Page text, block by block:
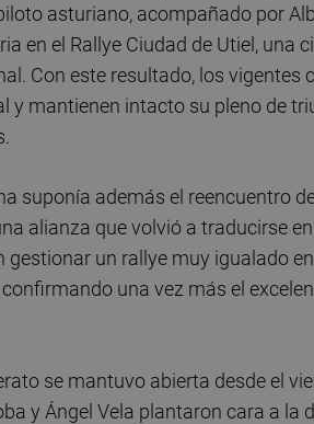
asturiano, acompañado por
en el Rallye Ciudad de Utiel, una
Con este resultado, los
y mantienen intacto su pleno de
suponía además el reencuentro
alianza que volvió a traducirse
gestionar un rallye muy igualado
confirmando una vez más el
se mantuvo abierta desde el
y Ángel Vela plantaron cara a